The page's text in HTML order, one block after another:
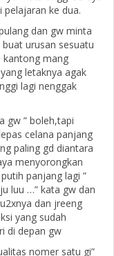
ke dua.
dan gw minta
urusan sesuatu
kantong mang
letaknya agak
lagi nenggak
gw ” boleh,tapi
celana panjang
paling gd diantara
menyorongkan
panjang lagi ”
luu …” kata gw dan
dan jreeng
yang sudah
di depan gw
nomer satu gi”